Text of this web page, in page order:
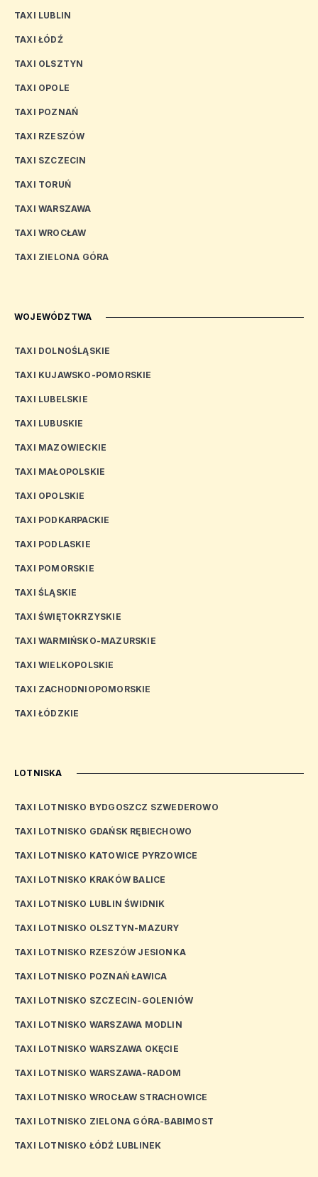
TAXI LUBLIN
TAXI ŁÓDŹ
TAXI OLSZTYN
TAXI OPOLE
TAXI POZNAŃ
TAXI RZESZÓW
TAXI SZCZECIN
TAXI TORUŃ
TAXI WARSZAWA
TAXI WROCŁAW
TAXI ZIELONA GÓRA
WOJEWÓDZTWA
TAXI DOLNOŚLĄSKIE
TAXI KUJAWSKO-POMORSKIE
TAXI LUBELSKIE
TAXI LUBUSKIE
TAXI MAZOWIECKIE
TAXI MAŁOPOLSKIE
TAXI OPOLSKIE
TAXI PODKARPACKIE
TAXI PODLASKIE
TAXI POMORSKIE
TAXI ŚLĄSKIE
TAXI ŚWIĘTOKRZYSKIE
TAXI WARMIŃSKO-MAZURSKIE
TAXI WIELKOPOLSKIE
TAXI ZACHODNIOPOMORSKIE
TAXI ŁÓDZKIE
LOTNISKA
TAXI LOTNISKO BYDGOSZCZ SZWEDEROWO
TAXI LOTNISKO GDAŃSK RĘBIECHOWO
TAXI LOTNISKO KATOWICE PYRZOWICE
TAXI LOTNISKO KRAKÓW BALICE
TAXI LOTNISKO LUBLIN ŚWIDNIK
TAXI LOTNISKO OLSZTYN-MAZURY
TAXI LOTNISKO RZESZÓW JESIONKA
TAXI LOTNISKO POZNAŃ ŁAWICA
TAXI LOTNISKO SZCZECIN-GOLENIÓW
TAXI LOTNISKO WARSZAWA MODLIN
TAXI LOTNISKO WARSZAWA OKĘCIE
TAXI LOTNISKO WARSZAWA-RADOM
TAXI LOTNISKO WROCŁAW STRACHOWICE
TAXI LOTNISKO ZIELONA GÓRA-BABIMOST
TAXI LOTNISKO ŁÓDŹ LUBLINEK